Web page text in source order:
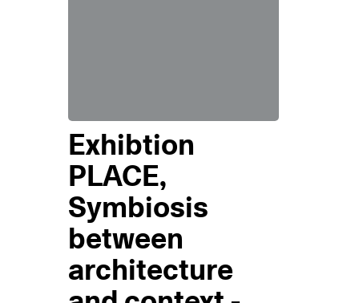
Exhibtion
PLACE,
Symbiosis
between
architecture